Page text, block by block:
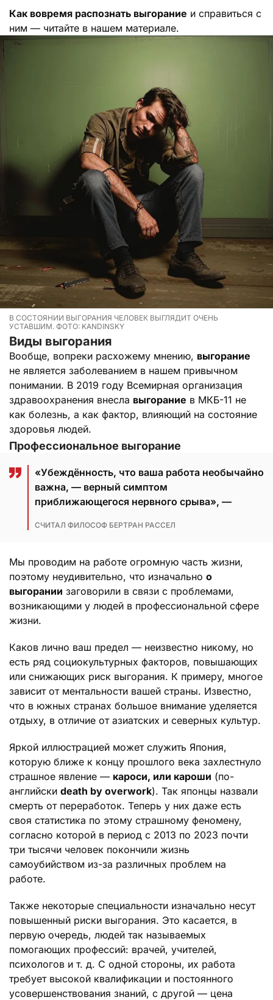
Как вовремя распознать выгорание и справиться с
ним — читайте в нашем материале.
В СОСТОЯНИИ ВЫГОРАНИЯ ЧЕЛОВЕК ВЫГЛЯДИТ ОЧЕНЬ
УСТАВШИМ. ФОТО: KANDINSKY
Виды выгорания
Вообще, вопреки расхожему мнению, выгорание
не является заболеванием в нашем привычном
понимании. В 2019 году Всемирная организация
здравоохранения внесла выгорание в МКБ-11 не
как болезнь, а как фактор, влияющий на состояние
здоровья людей.
Профессиональное выгорание
«Убеждённость, что ваша работа необычайно
важна, — верный симптом
приближающегося нервного срыва», —
СЧИТАЛ ФИЛОСОФ БЕРТРАН РАССЕЛ
Мы проводим на работе огромную часть жизни,
поэтому неудивительно, что изначально о
выгорании заговорили в связи с проблемами,
возникающими у людей в профессиональной сфере
жизни.
Каков лично ваш предел — неизвестно никому, но
есть ряд социокультурных факторов, повышающих
или снижающих риск выгорания. К примеру, многое
зависит от ментальности вашей страны. Известно,
что в южных странах большое внимание уделяется
отдыху, в отличие от азиатских и северных культур.
Яркой иллюстрацией может служить Япония,
которую ближе к концу прошлого века захлестнуло
страшное явление — кароси, или кароши (по-
английски death by overwork). Так японцы назвали
смерть от переработок. Теперь у них даже есть
своя статистика по этому страшному феномену,
согласно которой в период с 2013 по 2023 почти
три тысячи человек покончили жизнь
самоубийством из-за различных проблем на
работе.
Также некоторые специальности изначально несут
повышенный риски выгорания. Это касается, в
первую очередь, людей так называемых
помогающих профессий: врачей, учителей,
психологов и т. д. С одной стороны, их работа
требует высокой квалификации и постоянного
усовершенствования знаний, с другой — цена